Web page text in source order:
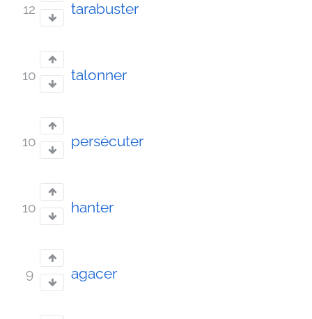
12 tarabuster
10 talonner
10 persécuter
10 hanter
9 agacer